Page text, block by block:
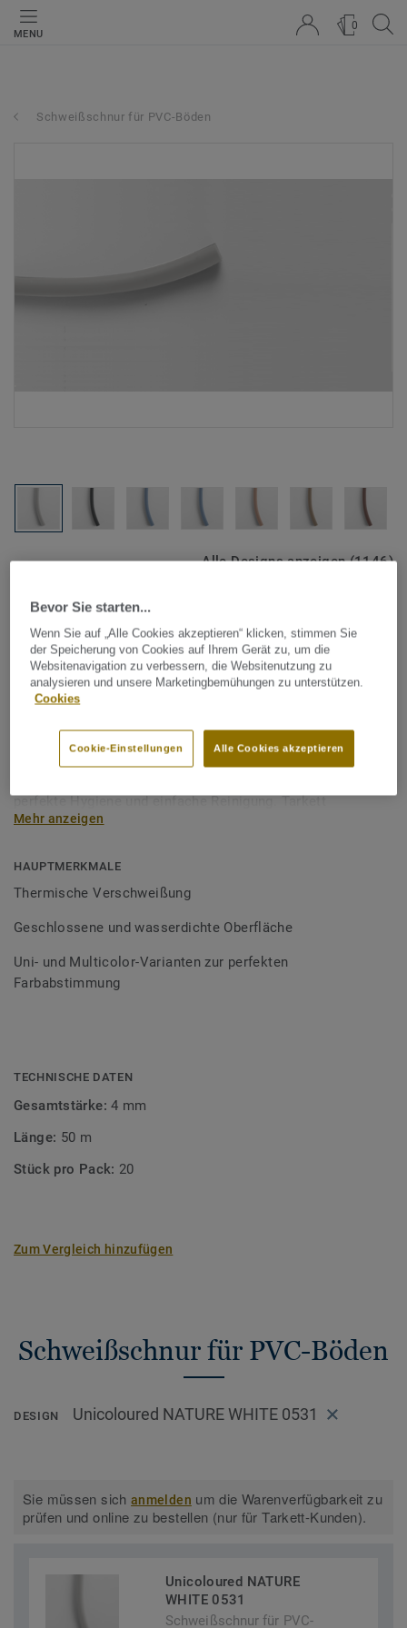
MENU
0
Schweißschnur für PVC-Böden
Alle Designs anzeigen (1146)
Tarkett Zubehör Komplettsortiment
Schweißschnur für PVC-Böden
- Unicoloured NATURE
WHITE 0531
zweier PVC-Bahnen verwendet und sorgen für eine
perfekte Hygiene und einfache Reinigung. Tarkett
Schweißschnüre sind erhältlich in den Varianten Uni und
Bodenbelagssortiment abgestimmt. Durch die Verwendung
von Kontrastfarben lassen sich auch besondere
Mehr anzeigen
HAUPTMERKMALE
Thermische Verschweißung
Geschlossene und wasserdichte Oberfläche
Uni- und Multicolor-Varianten zur perfekten
Farbabstimmung
TECHNISCHE DATEN
Gesamtstärke:4 mm
Länge: 50 m
Stück pro Pack: 20
Zum Vergleich hinzufügen
Schweißschnur für PVC-Böden
DESIGN Unicoloured NATURE WHITE 0531
Sie müssen sichanmelden um die Warenverfügbarkeit zu
prüfen und online zu bestellen (nur für Tarkett-Kunden).
Unicoloured NATURE
WHITE 0531
Schweißschnur für PVC-
Bevor Sie starten...
Wenn Sie auf „Alle Cookies akzeptieren“ klicken, stimmen Sie
der Speicherung von Cookies auf Ihrem Gerät zu, um die
Websitenavigation zu verbessern, die Websitenutzung zu
analysieren und unsere Marketingbemühungen zu unterstützen.
Cookies
Alle Cookies akzeptieren
Cookie-Einstellungen